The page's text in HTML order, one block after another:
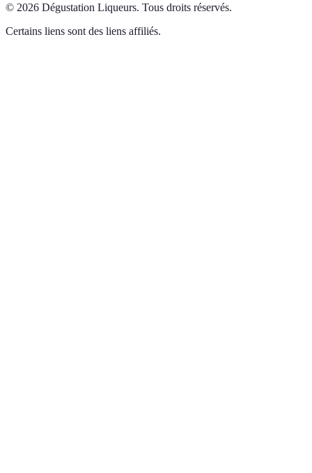
© 2026 Dégustation Liqueurs. Tous droits réservés.
Certains liens sont des liens affiliés.